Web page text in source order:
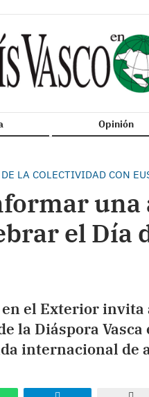
Opinión
LA COLECTIVIDAD CON
una
el Día
el Exterior invita
la Diáspora
internacional de